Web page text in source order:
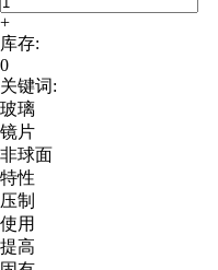
+
库存:
0
关键词:
玻璃
镜片
非球面
特性
压制
使用
提高